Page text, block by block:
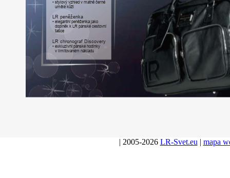
• stylový vzhled v matně černé
umělé kůži
LR peněženka
• elegantní peněženka jako
doplněk k LR pánské cestovní
tašce
LR chronograf Discovery
• exkluzivní pánské hodinky
v limitovaném nákladu
| 2005-2026 LR-Svet.eu | mapa